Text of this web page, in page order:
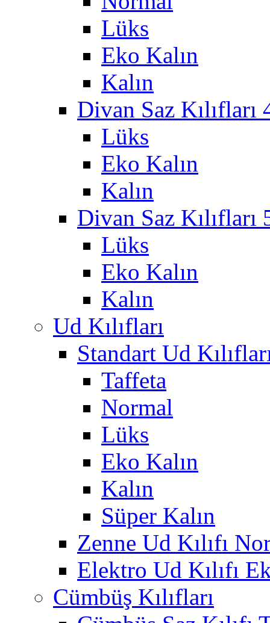
Lüks
Eko Kalın
Kalın
Divan Saz Kılıfları
Lüks
Eko Kalın
Kalın
Divan Saz Kılıfları
Lüks
Eko Kalın
Kalın
Ud Kılıfları
Standart Ud
Taffeta
Normal
Lüks
Eko Kalın
Kalın
Süper Kalın
Zenne Ud Kılıfı
Elektro Ud Kılıfı
Cümbüş Kılıfları